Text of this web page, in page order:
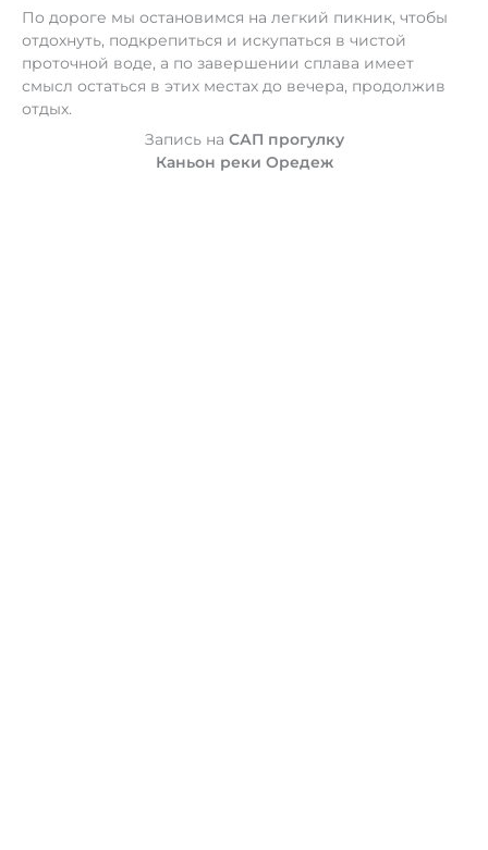
По дороге мы остановимся на легкий пикник, чтобы
отдохнуть, подкрепиться и искупаться в чистой
проточной воде, а по завершении сплава имеет
смысл остаться в этих местах до вечера, продолжив
отдых.
Запись на САП прогулку
Каньон реки Оредеж